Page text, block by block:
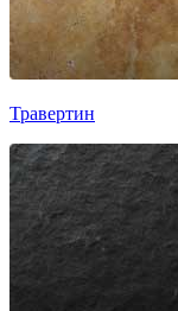
Травертин